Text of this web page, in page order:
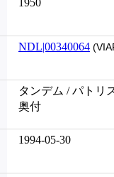
1950
NDL|00340064
タンデム / パトリ
奥付
1994-05-30